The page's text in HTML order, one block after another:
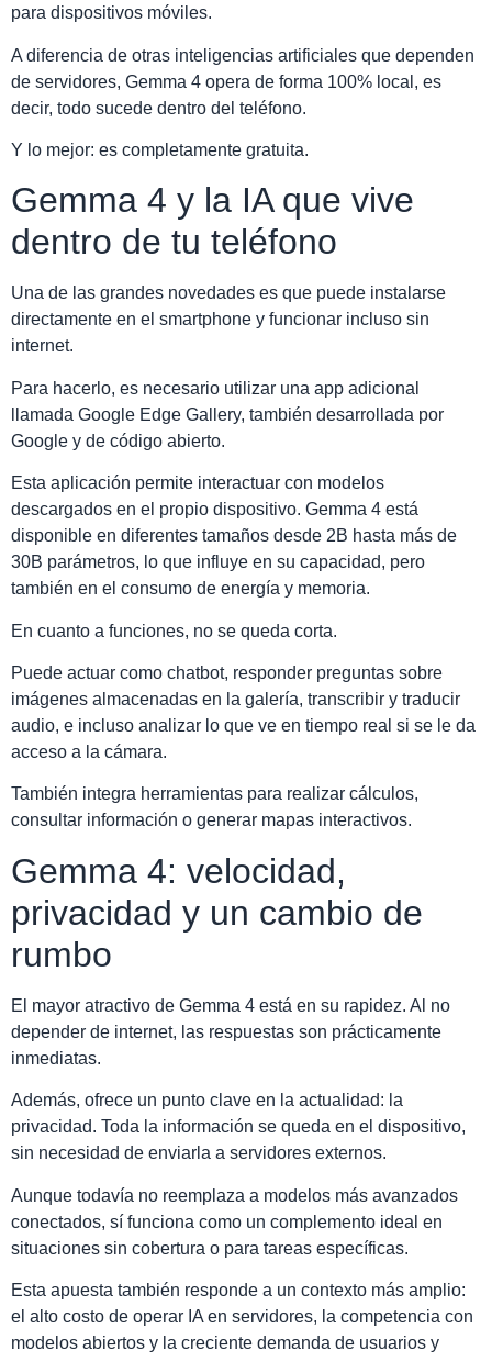
para dispositivos móviles.
A diferencia de otras inteligencias artificiales que dependen
de servidores, Gemma 4 opera de forma 100% local, es
decir, todo sucede dentro del teléfono.
Y lo mejor: es completamente gratuita.
Gemma 4 y la IA que vive
dentro de tu teléfono
Una de las grandes novedades es que puede instalarse
directamente en el smartphone y funcionar incluso sin
internet.
Para hacerlo, es necesario utilizar una app adicional
llamada Google Edge Gallery, también desarrollada por
Google y de código abierto.
Esta aplicación permite interactuar con modelos
descargados en el propio dispositivo. Gemma 4 está
disponible en diferentes tamaños desde 2B hasta más de
30B parámetros, lo que influye en su capacidad, pero
también en el consumo de energía y memoria.
En cuanto a funciones, no se queda corta.
Puede actuar como chatbot, responder preguntas sobre
imágenes almacenadas en la galería, transcribir y traducir
audio, e incluso analizar lo que ve en tiempo real si se le da
acceso a la cámara.
También integra herramientas para realizar cálculos,
consultar información o generar mapas interactivos.
Gemma 4: velocidad,
privacidad y un cambio de
rumbo
El mayor atractivo de Gemma 4 está en su rapidez. Al no
depender de internet, las respuestas son prácticamente
inmediatas.
Además, ofrece un punto clave en la actualidad: la
privacidad. Toda la información se queda en el dispositivo,
sin necesidad de enviarla a servidores externos.
Aunque todavía no reemplaza a modelos más avanzados
conectados, sí funciona como un complemento ideal en
situaciones sin cobertura o para tareas específicas.
Esta apuesta también responde a un contexto más amplio:
el alto costo de operar IA en servidores, la competencia con
modelos abiertos y la creciente demanda de usuarios y